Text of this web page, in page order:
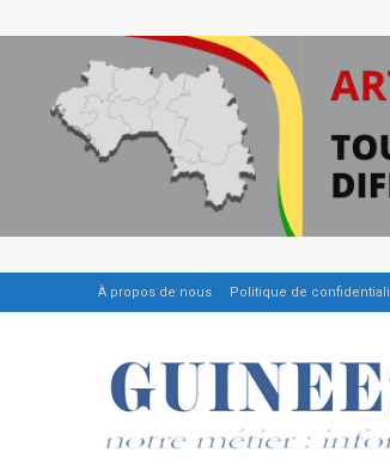
À propos de nous Politique de